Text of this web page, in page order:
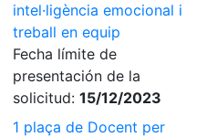
intel·ligència emocional i
treball en equip
Fecha límite de
presentación de la
solicitud: 15/12/2023
1 plaça de Docent per